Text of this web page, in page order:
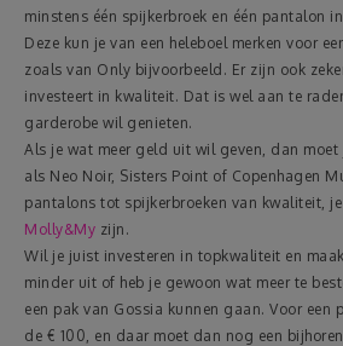
Thuis
Eten & Drinken
Mode & Verzorging
Korting
minstens één spijkerbroek en één pantalon
Deze kun je van een heleboel merken voor
zoals van Only bijvoorbeeld. Er zijn ook
investeert in kwaliteit. Dat is wel aan te
garderobe wil genieten.
Als je wat meer geld uit wil geven, dan moet
als Neo Noir, Sisters Point of Copenhagen
pantalons tot spijkerbroeken van kwaliteit,
Molly&My zijn.
Wil je juist investeren in topkwaliteit en
minder uit of heb je gewoon wat meer te
een pak van Gossia kunnen gaan. Voor een
de € 100, en daar moet dan nog een